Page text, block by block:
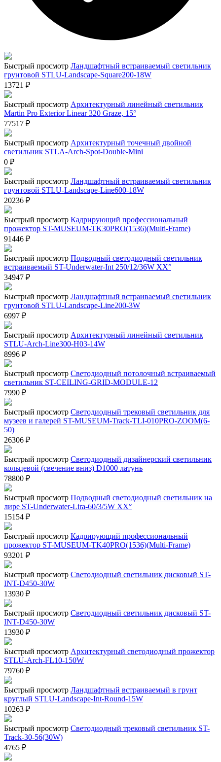
Быстрый просмотр Ландшафтный встраиваемый светильник
грунтовой STLU-Landscape-Square200-18W
13721 ₽
Быстрый просмотр Архитектурный линейный светильник
Martin Pro Exterior Linear 320 Graze, 15°
77517 ₽
Быстрый просмотр Архитектурный точечный двойной
светильник STLA-Arch-Spot-Double-Mini
0 ₽
Быстрый просмотр Ландшафтный встраиваемый светильник
грунтовой STLU-Landscape-Line600-18W
20236 ₽
Быстрый просмотр Кадрирующий профессиональный
прожектор ST-MUSEUM-TK30PRO(1536)(Multi-Frame)
91446 ₽
Быстрый просмотр Подводный светодиодный светильник
встраиваемый ST-Underwater-Int 250/12/36W XX°
34947 ₽
Быстрый просмотр Ландшафтный встраиваемый светильник
грунтовой STLU-Landscape-Line200-3W
6997 ₽
Быстрый просмотр Архитектурный линейный светильник
STLU-Arch-Line300-H03-14W
8996 ₽
Быстрый просмотр Светодиодный потолочный встраиваемый
светильник ST-CEILING-GRID-MODULE-12
7990 ₽
Быстрый просмотр Светодиодный трековый светильник для
музеев и галерей ST-MUSEUM-Track-TLI-010PRO-ZOOM(6-
50)
26306 ₽
Быстрый просмотр Светодиодный дизайнерский светильник
кольцевой (свечение вниз) D1000 латунь
78800 ₽
Быстрый просмотр Подводный светодиодный светильник на
лире ST-Underwater-Lira-60/3/5W XX°
15154 ₽
Быстрый просмотр Кадрирующий профессиональный
прожектор ST-MUSEUM-TK40PRO(1536)(Multi-Frame)
93201 ₽
Быстрый просмотр Светодиодный светильник дисковый ST-
INT-D450-30W
13930 ₽
Быстрый просмотр Светодиодный светильник дисковый ST-
INT-D450-30W
13930 ₽
Быстрый просмотр Архитектурный светодиодный прожектор
STLU-Arch-FL10-150W
79760 ₽
Быстрый просмотр Ландшафтный встраиваемый в грунт
круглый STLU-Landscape-Int-Round-15W
10263 ₽
Быстрый просмотр Светодиодный трековый светильник ST-
Track-30-56(30W)
4765 ₽